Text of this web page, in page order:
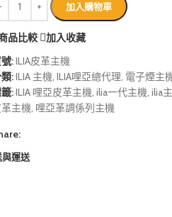
加入購物車
品比較
加入收藏
:ILIA皮革主機
:ILIA 主機, ILIA哩亞總代理, 電子煙主
:ILIA 哩亞皮革主機, ilia一代主機, ilia
主機, 哩亞革調係列主機
運送